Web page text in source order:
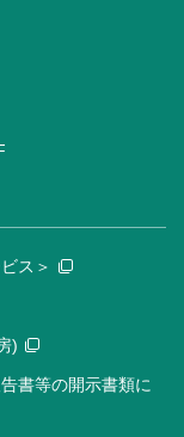
ス＞
)
書等の開示書類に